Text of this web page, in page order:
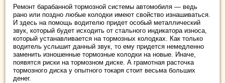
Ремонт барабанной тормозной системы автомобиля — ведь
рано или поздно любые колодки имеют свойство изнашиваться.
И здесь на помощь водителю придет особый металлический
звук, который будет исходить от стального индикатора износа,
который устанавливается на тормозных колодках. Как только
водитель услышит данный звук, то ему придется немедленно
заменить изношенные тормозные колодки на новые. Иначе,
появятся риски на тормозном диске. А грамотная расточка
тормозного диска у опытного токаря стоит весьма больших
денег.